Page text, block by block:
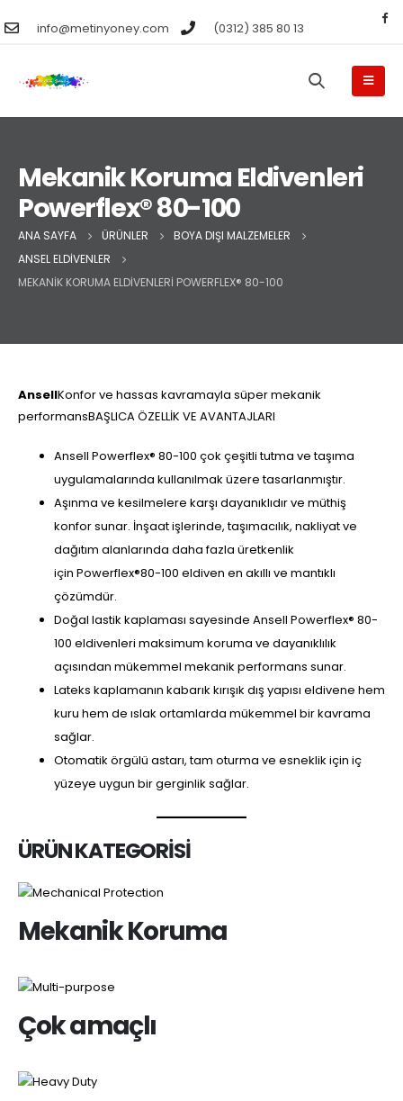
info@metinyoney.com (0312) 385 80 13
Mekanik Koruma Eldivenleri
Powerflex® 80-100
ANA SAYFA ÜRÜNLER
BOYA DIŞI MALZEMELER
ANSEL ELDIVENLER
MEKANIK KORUMA ELDIVENLERI POWERFLEX® 80-100
AnsellKonfor ve hassas kavramayla süper mekanik
performansBAŞLICA ÖZELLİK VE AVANTAJLARI
Ansell Powerflex® 80-100 çok çeşitli tutma ve taşıma
uygulamalarında kullanılmak üzere tasarlanmıştır.
Aşınma ve kesilmelere karşı dayanıklıdır ve müthiş
konfor sunar. İnşaat işlerinde, taşımacılık, nakliyat ve
dağıtım alanlarında daha fazla üretkenlik
için Powerflex®80-100 eldiven en akıllı ve mantıklı
çözümdür.
Doğal lastik kaplaması sayesinde Ansell Powerflex® 80-
100 eldivenleri maksimum koruma ve dayanıklılık
açısından mükemmel mekanik performans sunar.
Lateks kaplamanın kabarık kırışık dış yapısı eldivene hem
kuru hem de ıslak ortamlarda mükemmel bir kavrama
sağlar.
Otomatik örgülü astarı, tam oturma ve esneklik için iç
yüzeye uygun bir gerginlik sağlar.
ÜRÜN KATEGORİSİ
Mekanik Koruma
Çok amaçlı